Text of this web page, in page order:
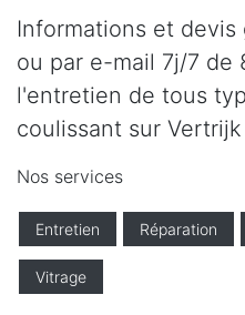
Informations et
ou par e-mail 7j/7 de
l'entretien de tous
coulissant sur Vertrijk
Nos services
Entretien Réparation
Vitrage